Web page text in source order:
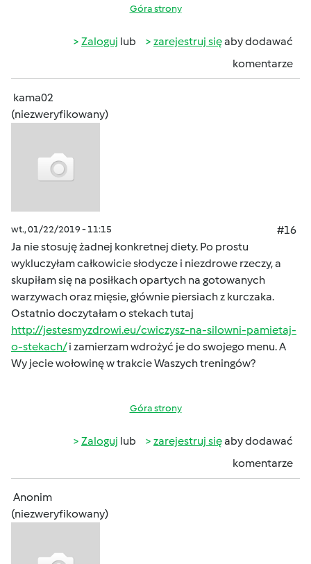
Góra strony
Zaloguj lub zarejestruj sięaby dodawać
komentarze
kama02
(niezweryfikowany)
wt., 01/22/2019 - 11:15
#16
Ja nie stosuję żadnej konkretnej diety. Po prostu
wykluczyłam całkowicie słodycze i niezdrowe rzeczy, a
skupiłam się na posiłkach opartych na gotowanych
warzywach oraz mięsie, głównie piersiach z kurczaka.
Ostatnio doczytałam o stekach tutaj
http://jestesmyzdrowi.eu/cwiczysz-na-silowni-pamietaj-
o-stekach/i zamierzam wdrożyć je do swojego menu. A
Wy jecie wołowinę w trakcie Waszych treningów?
Góra strony
Zaloguj lub zarejestruj sięaby dodawać
komentarze
Anonim
(niezweryfikowany)